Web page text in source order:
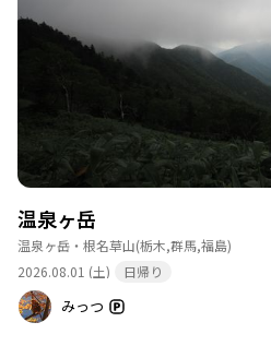
温泉ヶ岳
温泉ヶ岳・根名草山(栃木,群馬,福島)
2026.08.01 (土)
日帰り
みっつ